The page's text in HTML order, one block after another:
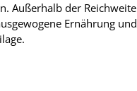
Außerhalb der
Ernährung